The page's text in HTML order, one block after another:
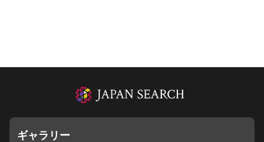
ギャラリー